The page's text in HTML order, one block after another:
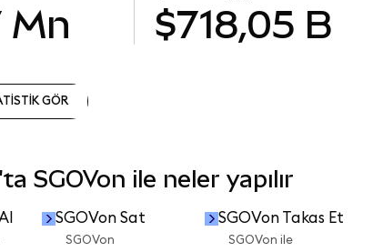
Mn $718,05 B
GÖR
SGOVon ile neler yapılır
SGOVon Sat
SGOVon
SGOVon Takas Et
SGOVon ile